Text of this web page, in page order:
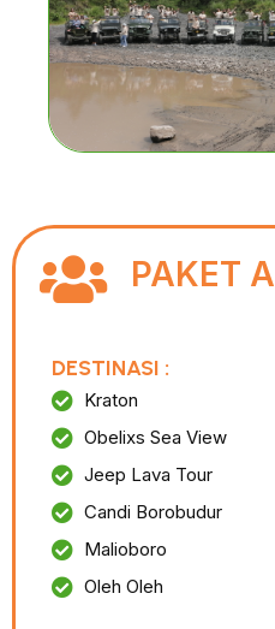
PAKET A
DESTINASI :
Kraton
Obelixs Sea View
Jeep Lava Tour
Candi Borobudur
Malioboro
Oleh Oleh